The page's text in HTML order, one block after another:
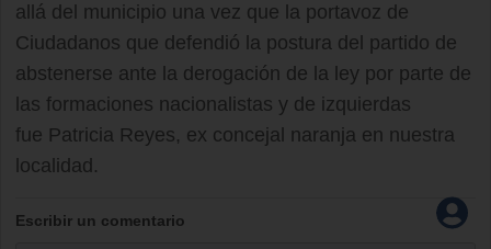
allá del municipio una vez que la portavoz de
Ciudadanos que defendió la postura del partido de
abstenerse ante la derogación de la ley por parte de
las formaciones nacionalistas y de izquierdas
fue Patricia Reyes, ex concejal naranja en nuestra
localidad.
Escribir un comentario